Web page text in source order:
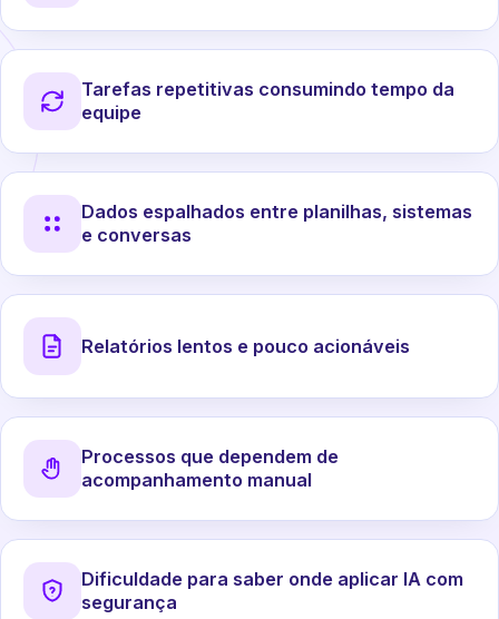
Tarefas repetitivas consumindo tempo da
equipe
Dados espalhados entre planilhas, sistemas
e conversas
Relatórios lentos e pouco acionáveis
Processos que dependem de
acompanhamento manual
Dificuldade para saber onde aplicar IA com
segurança